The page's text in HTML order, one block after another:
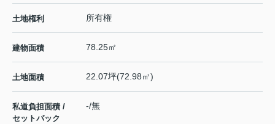
土地権利 所有権
建物面積 78.25㎡
土地面積 22.07坪(72.98㎡)
私道負担面積 /
セットバック
-/無